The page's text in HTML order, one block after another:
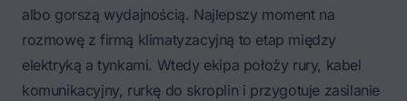
albo gorszą wydajnością. Najlepszy moment na
rozmowę z firmą klimatyzacyjną to etap między
elektryką a tynkami. Wtedy ekipa położy rury, kabel
komunikacyjny, rurkę do skroplin i przygotuje zasilanie